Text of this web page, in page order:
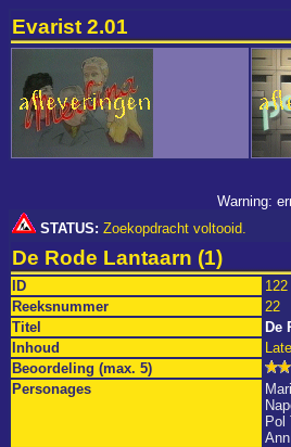
Evarist 2.01
Warning:
STATUS: Zoekopdracht voltooid.
De Rode Lantaarn (1)
ID
122
Reeksnummer
22
Titel
De
Inhoud
Beoordeling (max. 5)
Personages
Pol